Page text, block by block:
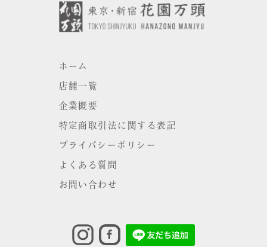
ホーム
店舗一覧
企業概要
特定商取引法に関する表記
プライバシーポリシー
よくある質問
お問い合わせ